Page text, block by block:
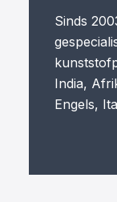
Sinds
India,
Engels,